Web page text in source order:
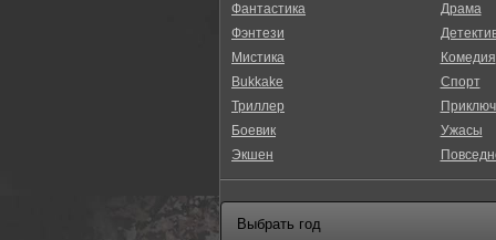
Фантастика
Фэнтези
Мистика
Bukkake
Триллер
Боевик
Экшен
Драма
Комедия
Спорт
Ужасы